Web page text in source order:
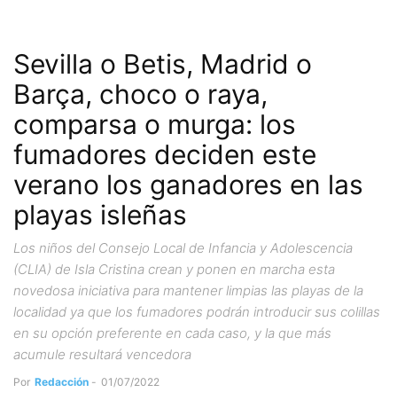
Sevilla o Betis, Madrid o
Barça, choco o raya,
comparsa o murga: los
fumadores deciden este
verano los ganadores en las
playas isleñas
Los niños del Consejo Local de Infancia y Adolescencia
(CLIA) de Isla Cristina crean y ponen en marcha esta
novedosa iniciativa para mantener limpias las playas de la
localidad ya que los fumadores podrán introducir sus colillas
en su opción preferente en cada caso, y la que más
acumule resultará vencedora
Por Redacción - 01/07/2022